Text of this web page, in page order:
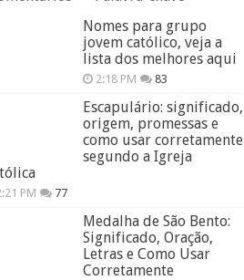
Nomes para grupo
jovem católico, veja a
lista dos melhores aqui
2:18 PM 83
Escapulário: significado,
origem, promessas e
como usar corretamente
segundo a Igreja
PM 77
Medalha de São Bento:
Significado, Oração,
Letras e Como Usar
Corretamente